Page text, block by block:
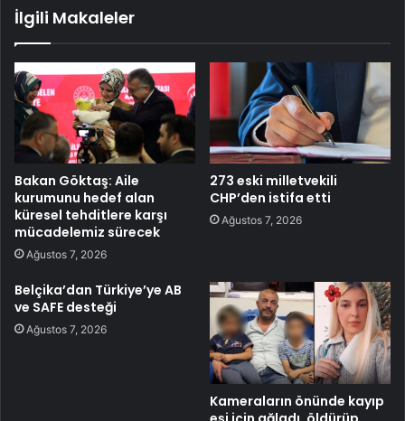
İlgili Makaleler
Bakan Göktaş: Aile
kurumunu hedef alan
küresel tehditlere karşı
mücadelemiz sürecek
Ağustos 7, 2026
273 eski milletvekili
CHP’den istifa etti
Ağustos 7, 2026
Belçika’dan Türkiye’ye AB
ve SAFE desteği
Ağustos 7, 2026
Kameraların önünde kayıp